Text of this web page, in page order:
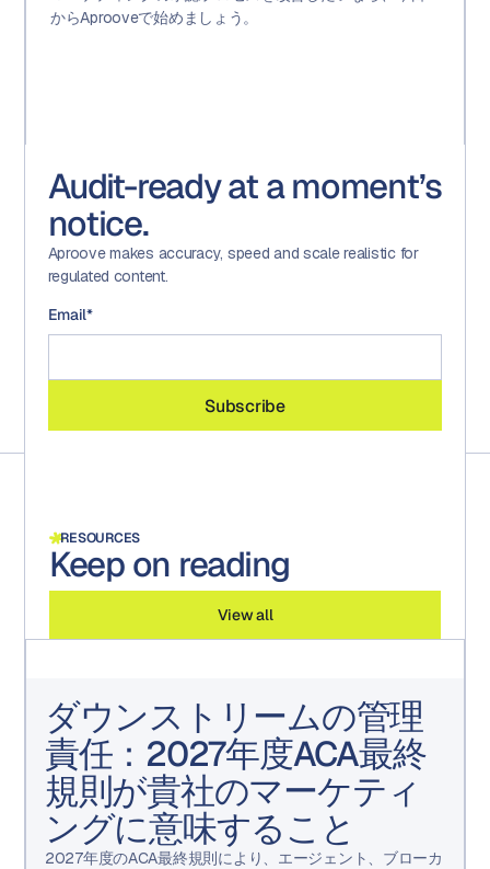
からAprooveで始めましょう。
Audit-ready at a moment’s
notice.
Aproove makes accuracy, speed and scale realistic for
regulated content.
Email*
RESOURCES
Keep on reading
View all
ダウンストリームの管理
責任：2027年度ACA最終
規則が貴社のマーケティ
ングに意味すること
2027年度のACA最終規則により、エージェント、ブローカ